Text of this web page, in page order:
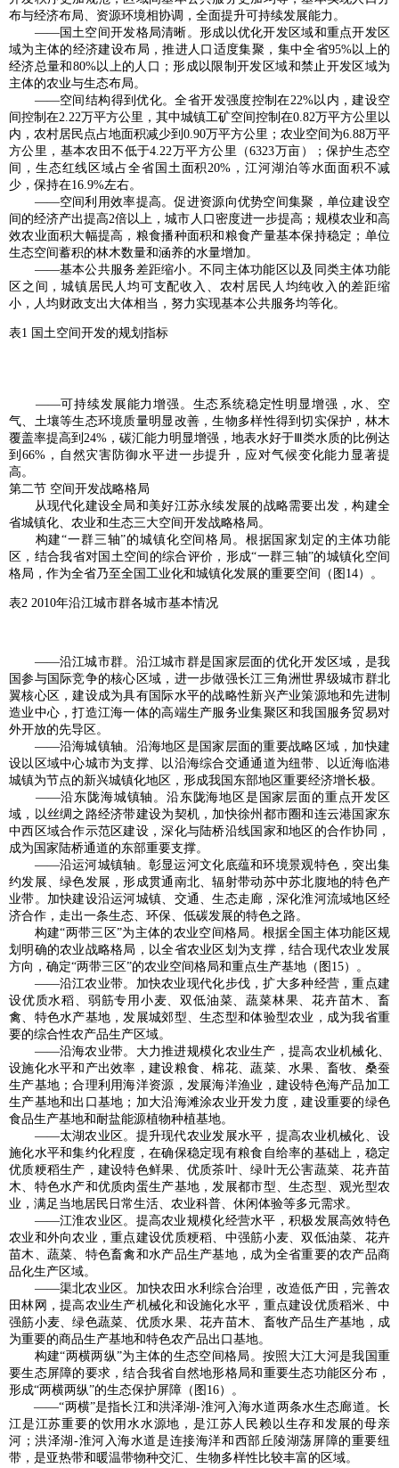
布与经济布局、资源环境相协调，全面提升可持续发展能力。
——国土空间开发格局清晰。形成以优化开发区域和重点开发区
域为主体的经济建设布局，推进人口适度集聚，集中全省95%以上的
经济总量和80%以上的人口；形成以限制开发区域和禁止开发区域为
主体的农业与生态布局。
——空间结构得到优化。全省开发强度控制在22%以内，建设空
间控制在2.22万平方公里，其中城镇工矿空间控制在0.82万平方公里以
内，农村居民点占地面积减少到0.90万平方公里；农业空间为6.88万平
方公里，基本农田不低于4.22万平方公里（6323万亩）；保护生态空
间，生态红线区域占全省国土面积20%，江河湖泊等水面面积不减
少，保持在16.9%左右。
——空间利用效率提高。促进资源向优势空间集聚，单位建设空
间的经济产出提高2倍以上，城市人口密度进一步提高；规模农业和高
效农业面积大幅提高，粮食播种面积和粮食产量基本保持稳定；单位
生态空间蓄积的林木数量和涵养的水量增加。
——基本公共服务差距缩小。不同主体功能区以及同类主体功能
区之间，城镇居民人均可支配收入、农村居民人均纯收入的差距缩
小，人均财政支出大体相当，努力实现基本公共服务均等化。
表1 国土空间开发的规划指标
——可持续发展能力增强。生态系统稳定性明显增强，水、空
气、土壤等生态环境质量明显改善，生物多样性得到切实保护，林木
覆盖率提高到24%，碳汇能力明显增强，地表水好于Ⅲ类水质的比例达
到66%，自然灾害防御水平进一步提升，应对气候变化能力显著提
高。
第二节 空间开发战略格局
从现代化建设全局和美好江苏永续发展的战略需要出发，构建全
省城镇化、农业和生态三大空间开发战略格局。
构建“一群三轴”的城镇化空间格局。根据国家划定的主体功能
区，结合我省对国土空间的综合评价，形成“一群三轴”的城镇化空间
格局，作为全省乃至全国工业化和城镇化发展的重要空间（图14）。
表2 2010年沿江城市群各城市基本情况
——沿江城市群。沿江城市群是国家层面的优化开发区域，是我
国参与国际竞争的核心区域，进一步做强长江三角洲世界级城市群北
翼核心区，建设成为具有国际水平的战略性新兴产业策源地和先进制
造业中心，打造江海一体的高端生产服务业集聚区和我国服务贸易对
外开放的先导区。
——沿海城镇轴。沿海地区是国家层面的重要战略区域，加快建
设以区域中心城市为支撑、以沿海综合交通通道为纽带、以近海临港
城镇为节点的新兴城镇化地区，形成我国东部地区重要经济增长极。
——沿东陇海城镇轴。沿东陇海地区是国家层面的重点开发区
域，以丝绸之路经济带建设为契机，加快徐州都市圈和连云港国家东
中西区域合作示范区建设，深化与陆桥沿线国家和地区的合作协同，
成为国家陆桥通道的东部重要支撑。
——沿运河城镇轴。彰显运河文化底蕴和环境景观特色，突出集
约发展、绿色发展，形成贯通南北、辐射带动苏中苏北腹地的特色产
业带。加快建设沿运河城镇、交通、生态走廊，深化淮河流域地区经
济合作，走出一条生态、环保、低碳发展的特色之路。
构建“两带三区”为主体的农业空间格局。根据全国主体功能区规
划明确的农业战略格局，以全省农业区划为支撑，结合现代农业发展
方向，确定“两带三区”的农业空间格局和重点生产基地（图15）。
——沿江农业带。加快农业现代化步伐，扩大多种经营，重点建
设优质水稻、弱筋专用小麦、双低油菜、蔬菜林果、花卉苗木、畜
禽、特色水产基地，发展城郊型、生态型和体验型农业，成为我省重
要的综合性农产品生产区域。
——沿海农业带。大力推进规模化农业生产，提高农业机械化、
设施化水平和产出效率，建设粮食、棉花、蔬菜、水果、畜牧、桑蚕
生产基地；合理利用海洋资源，发展海洋渔业，建设特色海产品加工
生产基地和出口基地；加大沿海滩涂农业开发力度，建设重要的绿色
食品生产基地和耐盐能源植物种植基地。
——太湖农业区。提升现代农业发展水平，提高农业机械化、设
施化水平和集约化程度，在确保稳定现有粮食自给率的基础上，稳定
优质粳稻生产，建设特色鲜果、优质茶叶、绿叶无公害蔬菜、花卉苗
木、特色水产和优质肉蛋生产基地，发展都市型、生态型、观光型农
业，满足当地居民日常生活、农业科普、休闲体验等多元需求。
——江淮农业区。提高农业规模化经营水平，积极发展高效特色
农业和外向农业，重点建设优质粳稻、中强筋小麦、双低油菜、花卉
苗木、蔬菜、特色畜禽和水产品生产基地，成为全省重要的农产品商
品化生产区域。
——渠北农业区。加快农田水利综合治理，改造低产田，完善农
田林网，提高农业生产机械化和设施化水平，重点建设优质稻米、中
强筋小麦、绿色蔬菜、优质水果、花卉苗木、畜牧产品生产基地，成
为重要的商品生产基地和特色农产品出口基地。
构建“两横两纵”为主体的生态空间格局。按照大江大河是我国重
要生态屏障的要求，结合我省自然地形格局和重要生态功能区分布，
形成“两横两纵”的生态保护屏障（图16）。
——“两横”是指长江和洪泽湖-淮河入海水道两条水生态廊道。长
江是江苏重要的饮用水水源地，是江苏人民赖以生存和发展的母亲
河；洪泽湖-淮河入海水道是连接海洋和西部丘陵湖荡屏障的重要纽
带，是亚热带和暖温带物种交汇、生物多样性比较丰富的区域。